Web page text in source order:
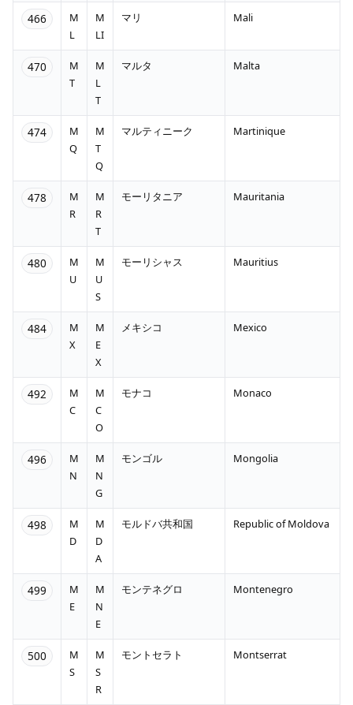
466
M
L
M
LI
マリ Mali
470
M
T
M
L
T
マルタ Malta
474
M
Q
M
T
Q
マルティニーク Martinique
478
M
R
M
R
T
モーリタニア Mauritania
480
M
U
M
U
S
モーリシャス Mauritius
484
M
X
M
E
X
メキシコ Mexico
492
M
C
M
C
O
モナコ Monaco
496
M
N
M
N
G
モンゴル Mongolia
498
M
D
M
D
A
モルドバ共和国 Republic of Moldova
499
M
E
M
N
E
モンテネグロ Montenegro
500
M
S
M
S
R
モントセラト Montserrat